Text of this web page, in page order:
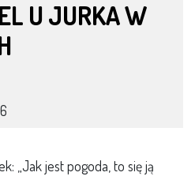
U JURKA W
„Jak jest pogoda, to się ją